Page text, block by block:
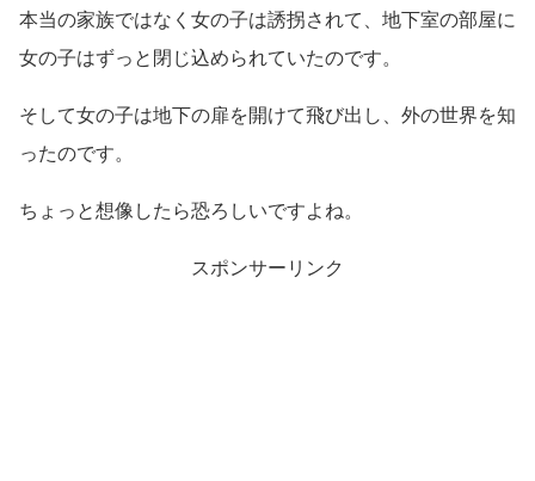
本当の家族ではなく女の子は誘拐されて、地下室の部屋に
女の子はずっと閉じ込められていたのです。
そして女の子は地下の扉を開けて飛び出し、外の世界を知
ったのです。
ちょっと想像したら恐ろしいですよね。
スポンサーリンク